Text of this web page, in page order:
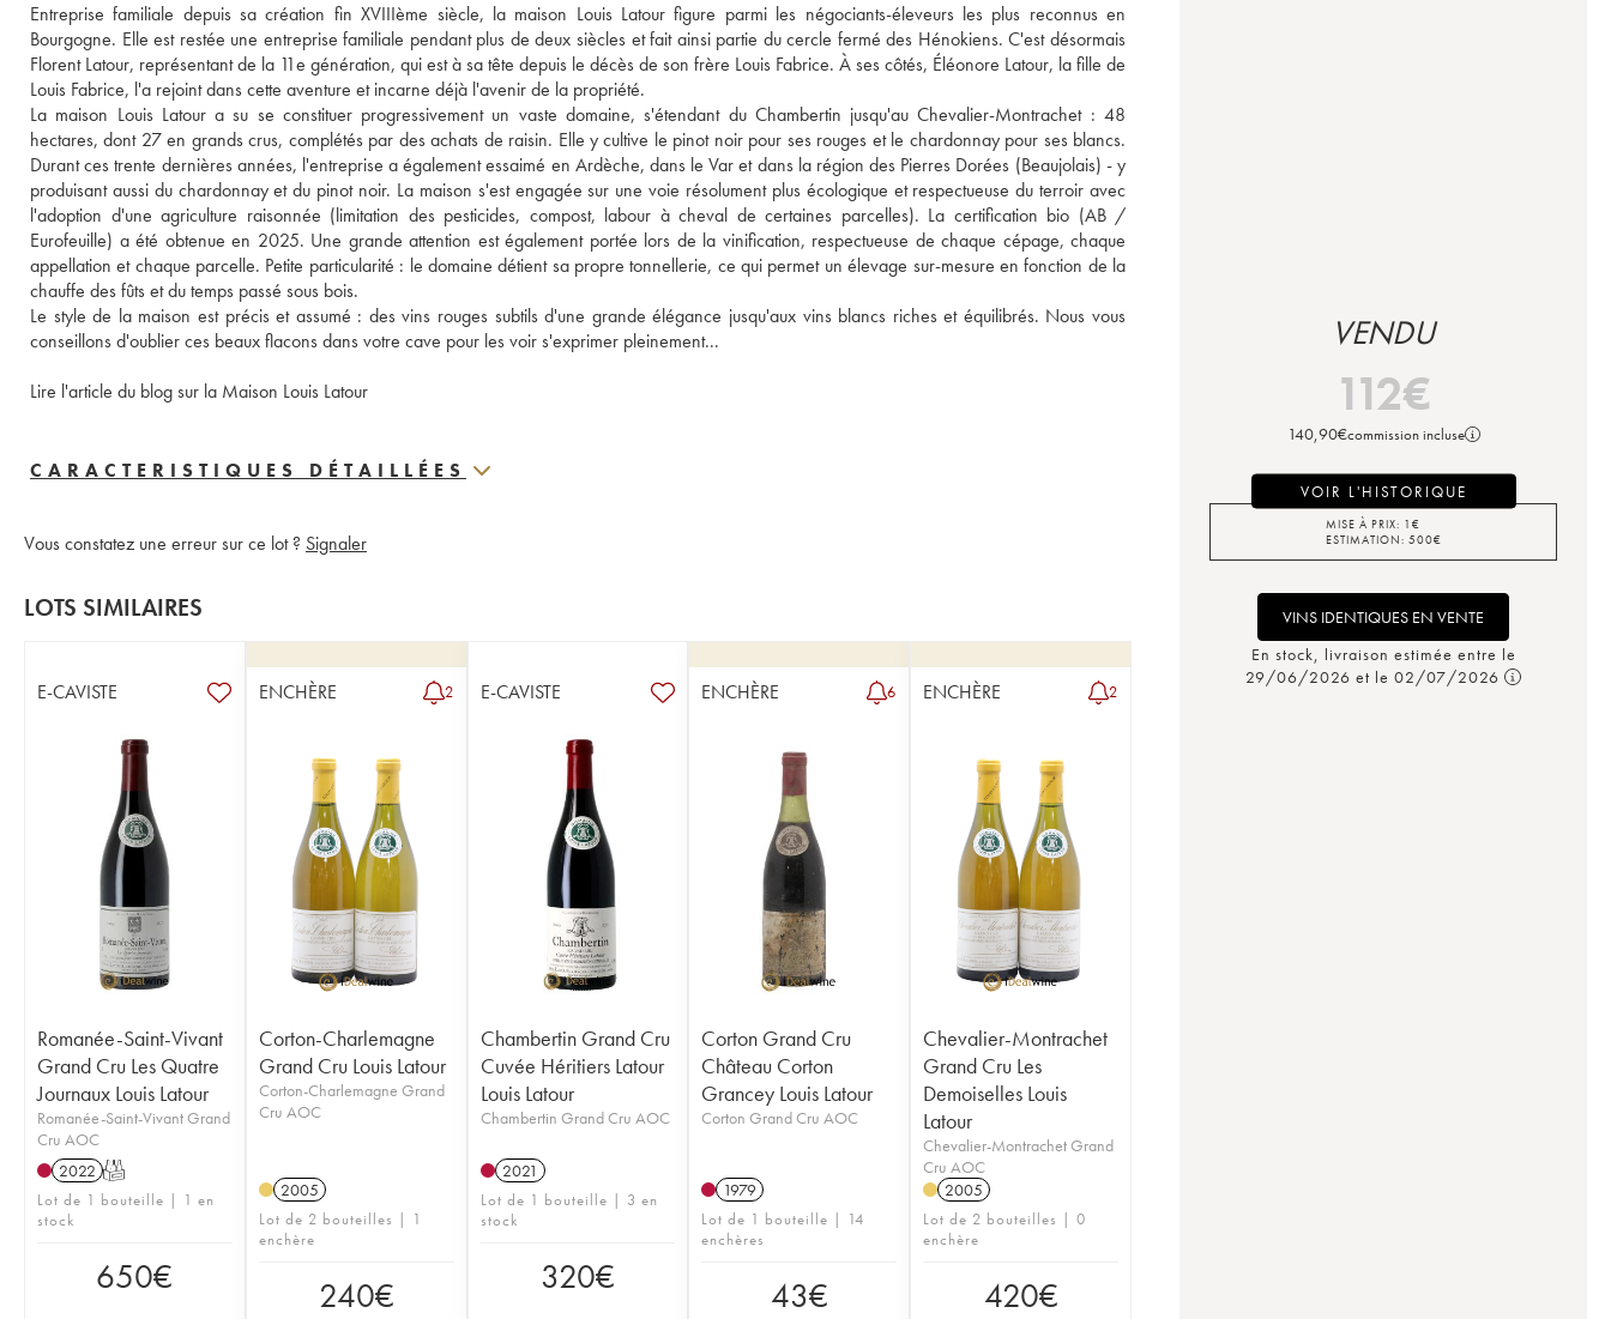
Entreprise familiale depuis sa création fin XVIIIème siècle, la maison Louis Latour figure parmi les négociants-éleveurs les plus reconnus en
Bourgogne. Elle est restée une entreprise familiale pendant plus de deux siècles et fait ainsi partie du cercle fermé des Hénokiens. C'est désormais
Florent Latour, représentant de la 11e génération, qui est à sa tête depuis le décès de son frère Louis Fabrice. À ses côtés, Éléonore Latour, la fille de
Louis Fabrice, l'a rejoint dans cette aventure et incarne déjà l'avenir de la propriété.
La maison Louis Latour a su se constituer progressivement un vaste domaine, s'étendant du Chambertin jusqu'au Chevalier-Montrachet : 48
hectares, dont 27 en grands crus, complétés par des achats de raisin. Elle y cultive le pinot noir pour ses rouges et le chardonnay pour ses blancs.
Durant ces trente dernières années, l'entreprise a également essaimé en Ardèche, dans le Var et dans la région des Pierres Dorées (Beaujolais) - y
produisant aussi du chardonnay et du pinot noir. La maison s'est engagée sur une voie résolument plus écologique et respectueuse du terroir avec
l'adoption d'une agriculture raisonnée (limitation des pesticides, compost, labour à cheval de certaines parcelles). La certification bio (AB /
Eurofeuille) a été obtenue en 2025. Une grande attention est également portée lors de la vinification, respectueuse de chaque cépage, chaque
appellation et chaque parcelle. Petite particularité : le domaine détient sa propre tonnellerie, ce qui permet un élevage sur-mesure en fonction de la
chauffe des fûts et du temps passé sous bois.
Le style de la maison est précis et assumé : des vins rouges subtils d'une grande élégance jusqu'aux vins blancs riches et équilibrés. Nous vous
conseillons d'oublier ces beaux flacons dans votre cave pour les voir s'exprimer pleinement...
Lire l'article du blog sur la Maison Louis Latour
CARACTERISTIQUES DÉTAILLÉES
Vous constatez une erreur sur ce lot ? Signaler
LOTS SIMILAIRES
E-CAVISTE
Romanée-Saint-Vivant
Grand Cru Les Quatre
Journaux Louis Latour
Romanée-Saint-Vivant Grand
Cru AOC
2022 T
Lot de 1 bouteille | 1 en
stock
650€
ENCHÈRE 2
Corton-Charlemagne
Grand Cru Louis Latour
Corton-Charlemagne Grand
Cru AOC
2005
Lot de 2 bouteilles | 1
enchère
240€
E-CAVISTE
Chambertin Grand Cru
Cuvée Héritiers Latour
Louis Latour
Chambertin Grand Cru AOC
2021
Lot de 1 bouteille | 3 en
stock
320€
ENCHÈRE 6
Corton Grand Cru
Château Corton
Grancey Louis Latour
Corton Grand Cru AOC
1979
Lot de 1 bouteille | 14
enchères
43€
ENCHÈRE 2
Chevalier-Montrachet
Grand Cru Les
Demoiselles Louis
Latour
Chevalier-Montrachet Grand
Cru AOC
2005
Lot de 2 bouteilles | 0
enchère
420€
VENDU
112€
140,90€commission incluse
VOIR L'HISTORIQUE
MISE À PRIX: 1 €
ESTIMATION: 500€
VINS IDENTIQUES EN VENTE
En stock, livraison estimée entre le
29/06/2026 et le 02/07/2026